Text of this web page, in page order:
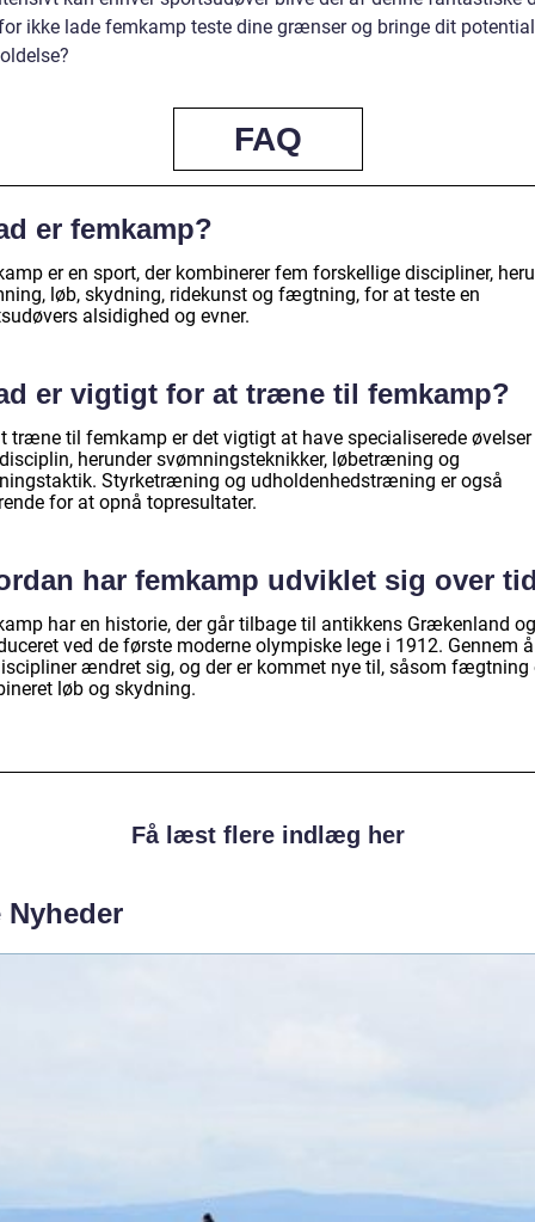
ikke lade femkamp teste dine grænser og bringe dit
FAQ
er femkamp?
er en sport, der kombinerer fem forskellige discipliner,
løb, skydning, ridekunst og fægtning, for at teste en
alsidighed og evner.
er vigtigt for at træne til femkamp?
træne til femkamp er det vigtigt at have specialiserede
herunder svømningsteknikker, løbetræning og
Styrketræning og udholdenhedstræning er også
for at opnå topresultater.
har femkamp udviklet sig over
har en historie, der går tilbage til antikkens Grækenland
ved de første moderne olympiske lege i 1912. Gennem
ændret sig, og der er kommet nye til, såsom fægtning
løb og skydning.
Få læst flere indlæg her
Nyheder